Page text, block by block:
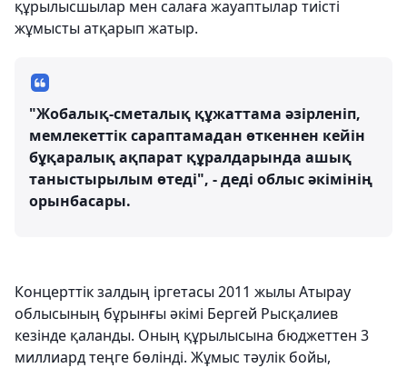
құрылысшылар мен салаға жауаптылар тиісті
жұмысты атқарып жатыр.
"Жобалық-сметалық құжаттама әзірленіп,
мемлекеттік сараптамадан өткеннен кейін
бұқаралық ақпарат құралдарында ашық
таныстырылым өтеді", - деді облыс әкімінің
орынбасары.
Концерттік залдың іргетасы 2011 жылы Атырау
облысының бұрынғы әкімі Бергей Рысқалиев
кезінде қаланды. Оның құрылысына бюджеттен 3
миллиард теңге бөлінді. Жұмыс тәулік бойы,